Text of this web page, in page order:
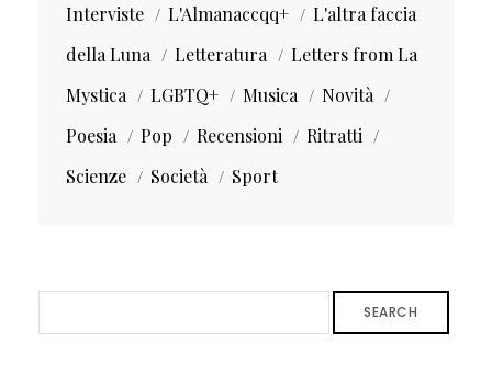
Interviste
L'Almanaccqq+
L'altra faccia
della Luna
Letteratura
Letters from La
Mystica
LGBTQ+ Musica
Novità
Poesia
Pop Recensioni
Ritratti
Scienze
Società Sport
SEARCH